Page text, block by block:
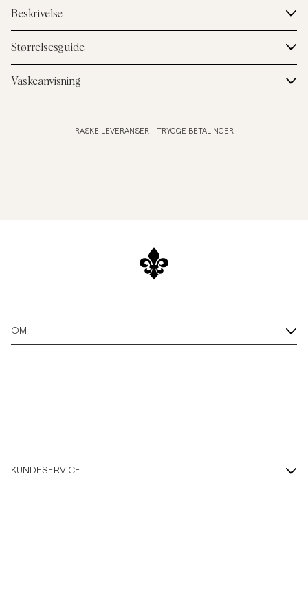
Beskrivelse
Størrelsesguide
Vaskeanvisning
RASKE LEVERANSER TRYGGE BETALINGER
OM
KUNDESERVICE